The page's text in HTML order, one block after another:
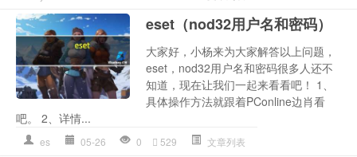
eset（nod32用户名和密码）
大家好，小杨来为大家解答以上问题，
eset，nod32用户名和密码很多人还不
知道，现在让我们一起来看看吧！ 1、
具体操作方法就跟着PConline边肖看
吧。 2、详情...
es 05-26 0 529 文章列表